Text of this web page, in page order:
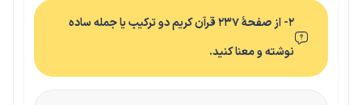
۲- از صفحهٔ ۲۳۷ قرآن کریم دو ترکیب یا جمله ساده
نوشته و معنا کنید.